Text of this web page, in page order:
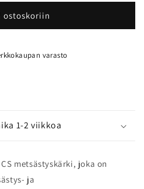
ostoskoriin
varasto
1-2 viikkoa
metsästyskärki, joka on
ja